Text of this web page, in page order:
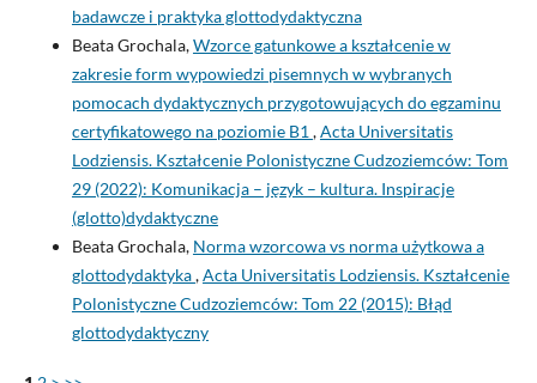
badawcze i praktyka glottodydaktyczna
Beata Grochala,Wzorce gatunkowe a kształcenie w
zakresie form wypowiedzi pisemnych w wybranych
pomocach dydaktycznych przygotowujących do egzaminu
certyfikatowego na poziomie B1 ,Acta Universitatis
Lodziensis. Kształcenie Polonistyczne Cudzoziemców: Tom
29 (2022): Komunikacja – język – kultura. Inspiracje
(glotto)dydaktyczne
Beata Grochala, Norma wzorcowa vs norma użytkowa a
glottodydaktyka,Acta Universitatis Lodziensis. Kształcenie
Polonistyczne Cudzoziemców: Tom 22 (2015): Błąd
glottodydaktyczny